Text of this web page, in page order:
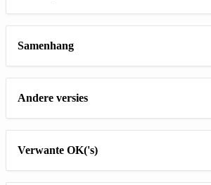
Samenhang
Andere versies
Verwante OK('s)